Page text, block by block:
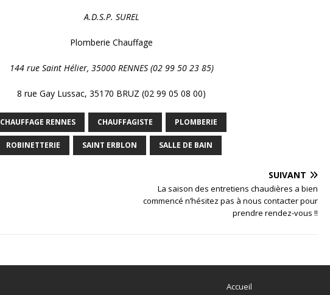
A.D.S.P. SUREL
Plomberie Chauffage
144 rue Saint Hélier, 35000 RENNES (02 99 50 23 85)
8 rue Gay Lussac, 35170 BRUZ (02 99 05 08 00)
CHAUFFAGE RENNES CHAUFFAGISTE PLOMBERIE
ROBINETTERIE SAINT ERBLON SALLE DE BAIN
SUIVANT
La saison des entretiens chaudières a bien
commencé n’hésitez pas à nous contacter pour
prendre rendez-vous !!
Accueil